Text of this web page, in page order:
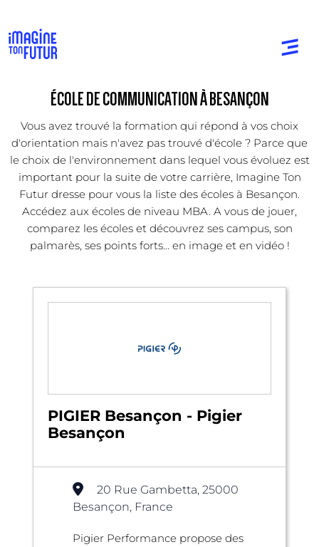
ÉCOLE DE COMMUNICATION À BESANÇON
Vous avez trouvé la formation qui répond à vos choix
d'orientation mais n'avez pas trouvé d'école ? Parce que
le choix de l'environnement dans lequel vous évoluez est
important pour la suite de votre carrière, Imagine Ton
Futur dresse pour vous la liste des écoles à Besançon.
Accédez aux écoles de niveau MBA. A vous de jouer,
comparez les écoles et découvrez ses campus, son
palmarès, ses points forts... en image et en vidéo !
PIGIER Besançon - Pigier
Besançon
20 Rue Gambetta, 25000
Besançon, France
Pigier Performance propose des